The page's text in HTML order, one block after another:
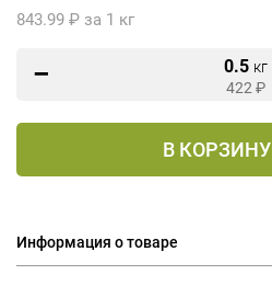
843.99 ₽ за 1 кг
0.5 кг
422 ₽
В КОРЗИНУ
Информация о товаре